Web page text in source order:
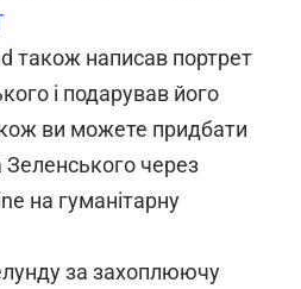
також написав портрет
і подарував його
ви можете придбати
через
на гуманітарну
за захоплюючу